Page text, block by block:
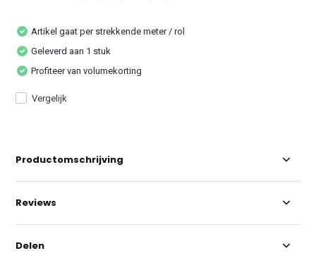
Artikel gaat per strekkende meter / rol
Geleverd aan 1 stuk
Profiteer van volumekorting
Vergelijk
Productomschrijving
Reviews
Delen